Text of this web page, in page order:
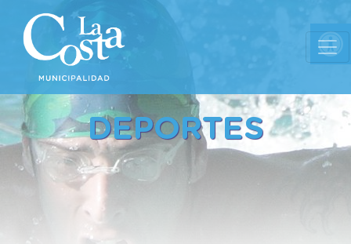
DEPORTES